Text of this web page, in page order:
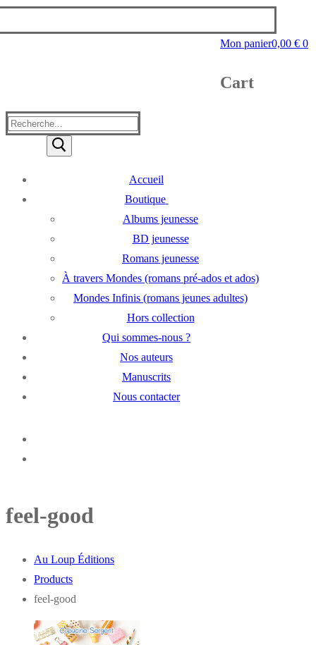
Mon panier0,00 € 0
Cart
Rechercher
Accueil
Boutique
Albums jeunesse
BD jeunesse
Romans jeunesse
À travers Mondes (romans pré-ados et ados)
Mondes Infinis (romans jeunes adultes)
Hors collection
Qui sommes-nous ?
Nos auteurs
Manuscrits
Nous contacter
feel-good
Au Loup Éditions
Products
feel-good